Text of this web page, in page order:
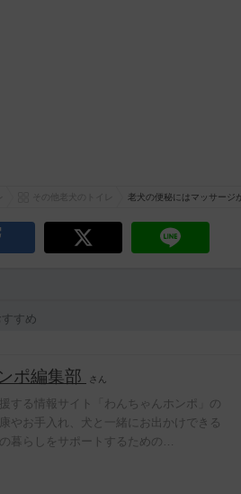
その他老犬のトイレ 老犬の便秘にはマッサージ
すめ
ポ編集部 さん
する情報サイト「わんちゃんホンポ」の
やお手入れ、犬と一緒にお出かけできる
暮らしをサポートするための…